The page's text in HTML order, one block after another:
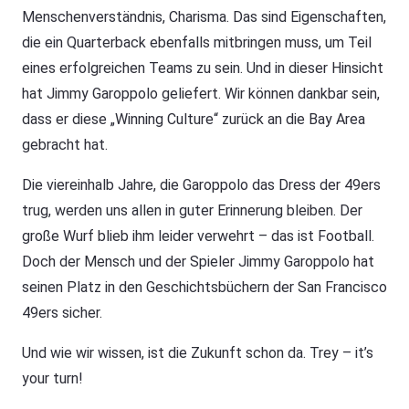
Menschenverständnis, Charisma. Das sind Eigenschaften,
die ein Quarterback ebenfalls mitbringen muss, um Teil
eines erfolgreichen Teams zu sein. Und in dieser Hinsicht
hat Jimmy Garoppolo geliefert. Wir können dankbar sein,
dass er diese „Winning Culture“ zurück an die Bay Area
gebracht hat.
Die viereinhalb Jahre, die Garoppolo das Dress der 49ers
trug, werden uns allen in guter Erinnerung bleiben. Der
große Wurf blieb ihm leider verwehrt – das ist Football.
Doch der Mensch und der Spieler Jimmy Garoppolo hat
seinen Platz in den Geschichtsbüchern der San Francisco
49ers sicher.
Und wie wir wissen, ist die Zukunft schon da. Trey – it’s
your turn!